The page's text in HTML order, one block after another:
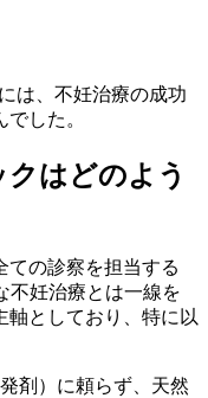
は、不妊治療の成功
した。
はどのよう
ての診察を担当する
不妊治療とは一線を
軸としており、特に以
剤）に頼らず、 天然